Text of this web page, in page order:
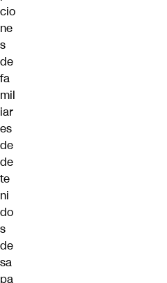
cio
ne
s
de
fa
mil
iar
es
de
de
te
ni
do
s
de
sa
pa